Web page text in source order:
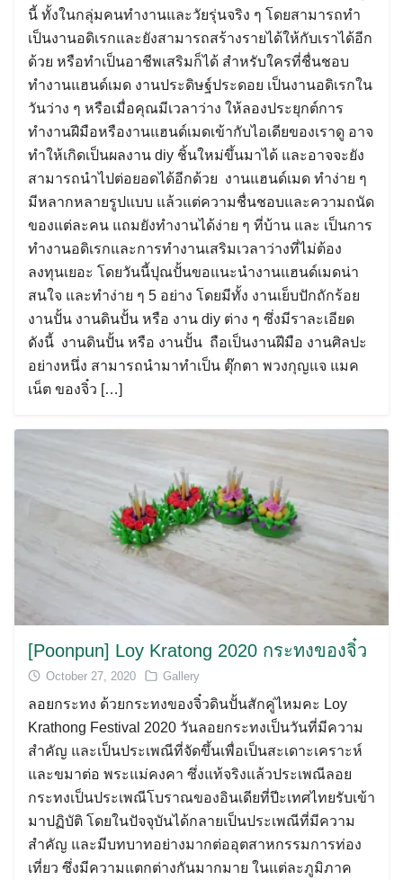
นี้ ทั้งในกลุ่มคนทำงานและวัยรุ่นจริง ๆ โดยสามารถทำ
เป็นงานอดิเรกและยังสามารถสร้างรายได้ให้กับเราได้อีก
ด้วย หรือทำเป็นอาชีพเสริมก็ได้ สำหรับใครที่ชื่นชอบ
ทำงานแฮนด์เมด งานประดิษฐ์ประดอย เป็นงานอดิเรกใน
วันว่าง ๆ หรือเมื่อคุณมีเวลาว่าง ให้ลองประยุกต์การ
ทำงานฝีมือหรืองานแฮนด์เมดเข้ากับไอเดียของเราดู อาจ
ทำให้เกิดเป็นผลงาน diy ชิ้นใหม่ขึ้นมาได้ และอาจจะยัง
สามารถนำไปต่อยอดได้อีกด้วย งานแฮนด์เมด ทำง่าย ๆ
มีหลากหลายรูปแบบ แล้วแต่ความชื่นชอบและความถนัด
ของแต่ละคน แถมยังทำงานได้ง่าย ๆ ที่บ้าน และ เป็นการ
ทำงานอดิเรกและการทำงานเสริมเวลาว่างที่ไม่ต้อง
ลงทุนเยอะ โดยวันนี้ปุณปั้นขอแนะนำงานแฮนด์เมดน่า
สนใจ และทำง่าย ๆ 5 อย่าง โดยมีทั้ง งานเย็บปักถักร้อย
งานปั้น งานดินปั้น หรือ งาน diy ต่าง ๆ ซึ่งมีราละเอียด
ดังนี้ งานดินปั้น หรือ งานปั้น ถือเป็นงานฝีมือ งานศิลปะ
อย่างหนึ่ง สามารถนำมาทำเป็น ตุ๊กตา พวงกุญแจ แมค
เน็ต ของจิ๋ว […]
[Poonpun] Loy Kratong 2020 กระทงของจิ๋ว
October 27, 2020 Gallery
ลอยกระทง ด้วยกระทงของจิ๋วดินปั้นสักคู่ไหมคะ Loy
Krathong Festival 2020 วันลอยกระทงเป็นวันที่มีความ
สำคัญ และเป็นประเพณีที่จัดขึ้นเพื่อเป็นสะเดาะเคราะห์
และขมาต่อ พระแม่คงคา ซึ่งแท้จริงแล้วประเพณีลอย
กระทงเป็นประเพณีโบราณของอินเดียที่ปีะเทศไทยรับเข้า
มาปฏิบัติ โดยในปัจจุบันได้กลายเป็นประเพณีที่มีความ
สำคัญ และมีบทบาทอย่างมากต่ออุตสาหกรรมการท่อง
เที่ยว ซึ่งมีความแตกต่างกันมากมาย ในแต่ละภูมิภาค